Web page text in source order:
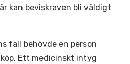
kan beviskraven bli väldigt
fall behövde en person
Ett medicinskt intyg